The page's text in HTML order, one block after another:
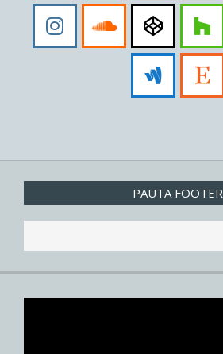
PAUTA FOOTER